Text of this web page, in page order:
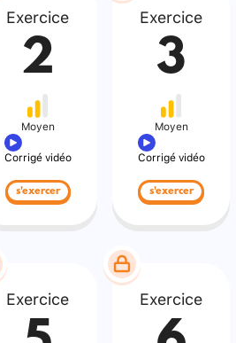
Exercice
2
Moyen
Corrigé vidéo
s'exercer
Exercice
3
Moyen
Corrigé vidéo
s'exercer
Exercice Exercice